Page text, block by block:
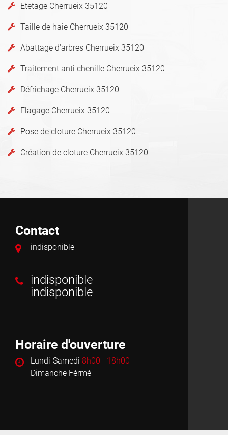
Etetage Cherrueix 35120
Taille de haie Cherrueix 35120
Abattage d'arbres Cherrueix 35120
Traitement anti chenille Cherrueix 35120
Défrichage Cherrueix 35120
Elagage Cherrueix 35120
Pose de cloture Cherrueix 35120
Création de cloture Cherrueix 35120
Contact
indisponible
indisponible
indisponible
Horaire d'ouverture
Lundi-Samedi 8h00 - 18h00
Dimanche Férmé